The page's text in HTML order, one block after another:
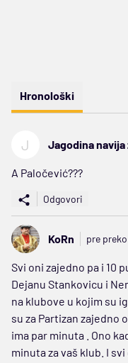
Hronološki
J Jagodina navija
A Paločević???
Odgovori
KoRn pre
Svi oni zajedno pa i 10
Dejanu Stankovicu i
na klubove u kojim su
su za Partizan zajedno
ima par minuta . Ono
minuta za vaš klub. I